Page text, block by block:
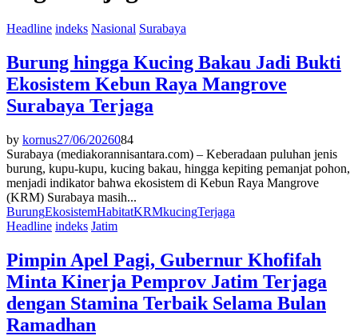
Headline indeks Nasional Surabaya
Burung hingga Kucing Bakau Jadi Bukti
Ekosistem Kebun Raya Mangrove
Surabaya Terjaga
by kornus27/06/2026084
Surabaya (mediakorannisantara.com) – Keberadaan puluhan jenis
burung, kupu-kupu, kucing bakau, hingga kepiting pemanjat pohon,
menjadi indikator bahwa ekosistem di Kebun Raya Mangrove
(KRM) Surabaya masih...
BurungEkosistemHabitatKRMkucingTerjaga
Headline indeks Jatim
Pimpin Apel Pagi, Gubernur Khofifah
Minta Kinerja Pemprov Jatim Terjaga
dengan Stamina Terbaik Selama Bulan
Ramadhan